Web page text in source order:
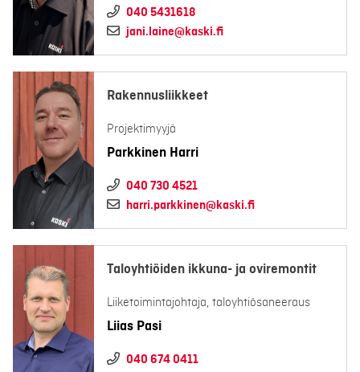
040 5431618
jani.laine@kaski.fi
Rakennusliikkeet
Projektimyyjä
Parkkinen Harri
040 730 4521
harri.parkkinen@kaski.fi
Taloyhtiöiden ikkuna- ja oviremontit
Liiketoimintajohtaja, taloyhtiösaneeraus
Liias Pasi
040 674 0411